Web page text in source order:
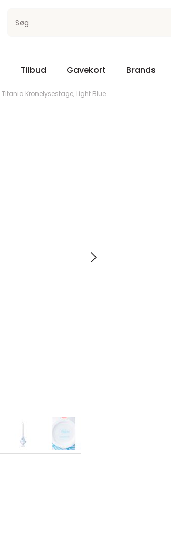
Søg
Tilbud Gavekort Brands
Titania Kronelysestage, Light Blue